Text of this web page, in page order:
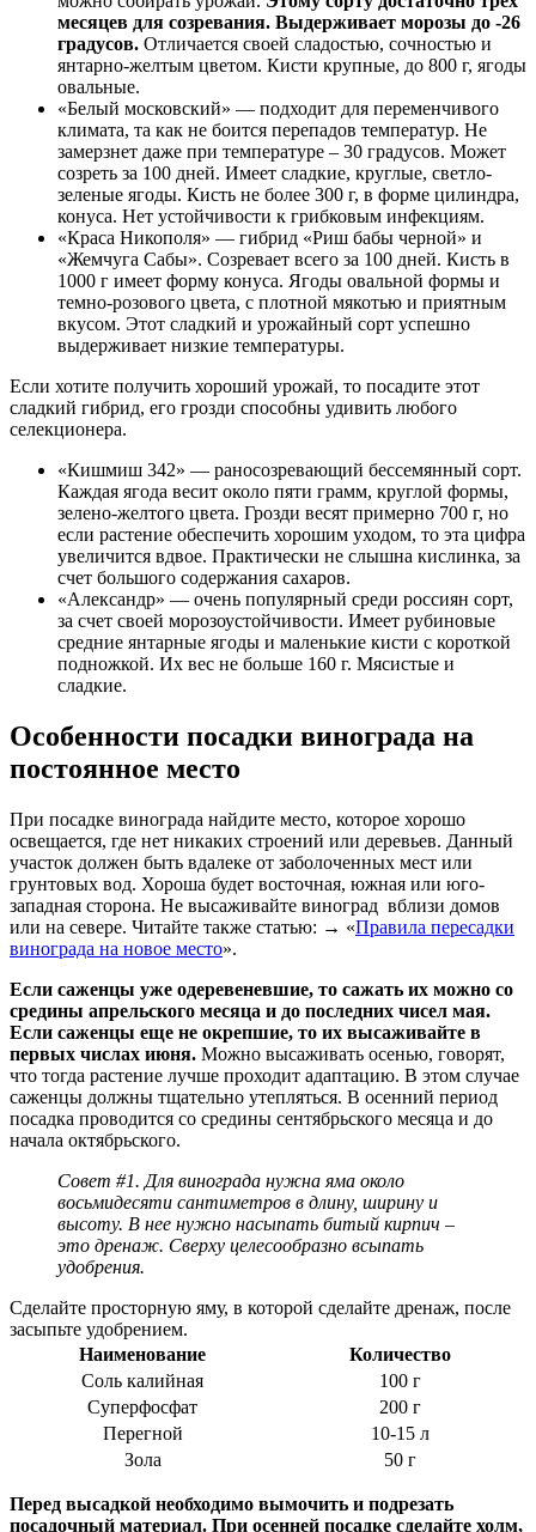
месяцев для созревания. Выдерживает морозы до -26
градусов. Отличается своей сладостью, сочностью и
янтарно-желтым цветом. Кисти крупные, до 800 г, ягоды
овальные.
«Белый московский» — подходит для переменчивого
климата, та как не боится перепадов температур. Не
замерзнет даже при температуре – 30 градусов. Может
созреть за 100 дней. Имеет сладкие, круглые, светло-
зеленые ягоды. Кисть не более 300 г, в форме цилиндра,
конуса. Нет устойчивости к грибковым инфекциям.
«Краса Никополя» — гибрид «Риш бабы черной» и
«Жемчуга Сабы». Созревает всего за 100 дней. Кисть в
1000 г имеет форму конуса. Ягоды овальной формы и
темно-розового цвета, с плотной мякотью и приятным
вкусом. Этот сладкий и урожайный сорт успешно
выдерживает низкие температуры.
Если хотите получить хороший урожай, то посадите этот
сладкий гибрид, его грозди способны удивить любого
селекционера.
«Кишмиш 342» — раносозревающий бессемянный сорт.
Каждая ягода весит около пяти грамм, круглой формы,
зелено-желтого цвета. Грозди весят примерно 700 г, но
если растение обеспечить хорошим уходом, то эта цифра
увеличится вдвое. Практически не слышна кислинка, за
счет большого содержания сахаров.
«Александр» — очень популярный среди россиян сорт,
за счет своей морозоустойчивости. Имеет рубиновые
средние янтарные ягоды и маленькие кисти с короткой
подножкой. Их вес не больше 160 г. Мясистые и
сладкие.
Особенности посадки винограда на
постоянное место
При посадке винограда найдите место, которое хорошо
освещается, где нет никаких строений или деревьев. Данный
участок должен быть вдалеке от заболоченных мест или
грунтовых вод. Хороша будет восточная, южная или юго-
западная сторона. Не высаживайте виноград вблизи домов
или на севере. Читайте также статью: → «Правила пересадки
винограда на новое место».
Если саженцы уже одеревеневшие, то сажать их можно со
средины апрельского месяца и до последних чисел мая.
Если саженцы еще не окрепшие, то их высаживайте в
первых числах июня. Можно высаживать осенью, говорят,
что тогда растение лучше проходит адаптацию. В этом случае
саженцы должны тщательно утепляться. В осенний период
посадка проводится со средины сентябрьского месяца и до
начала октябрьского.
Совет #1. Для винограда нужна яма около
восьмидесяти сантиметров в длину, ширину и
высоту. В нее нужно насыпать битый кирпич –
это дренаж. Сверху целесообразно всыпать
удобрения.
Сделайте просторную яму, в которой сделайте дренаж, после
засыпьте удобрением.
Наименование
Количество
Соль калийная
100 г
Суперфосфат
200 г
Перегной
10-15 л
Зола
50 г
Перед высадкой необходимо вымочить и подрезать
посадочный материал. При осенней посадке сделайте холм,